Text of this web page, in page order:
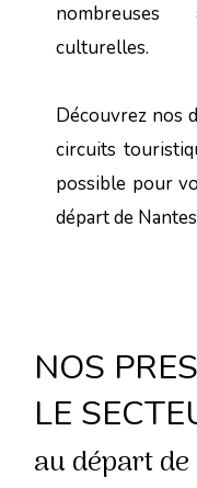
culturelles.
Découvrez nos
circuits
possible pour
départ de
NOS
LE
au départ